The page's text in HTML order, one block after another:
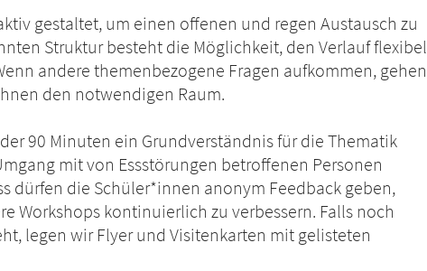
gestaltet, um einen offenen und regen Austausch zu
Struktur besteht die Möglichkeit, den Verlauf flexibel
andere themenbezogene Fragen aufkommen, gehen
den notwendigen Raum.
90 Minuten ein Grundverständnis für die Thematik
mit von Essstörungen betroffenen Personen
dürfen die Schüler*innen anonym Feedback geben,
Workshops kontinuierlich zu verbessern. Falls noch
legen wir Flyer und Visitenkarten mit gelisteten